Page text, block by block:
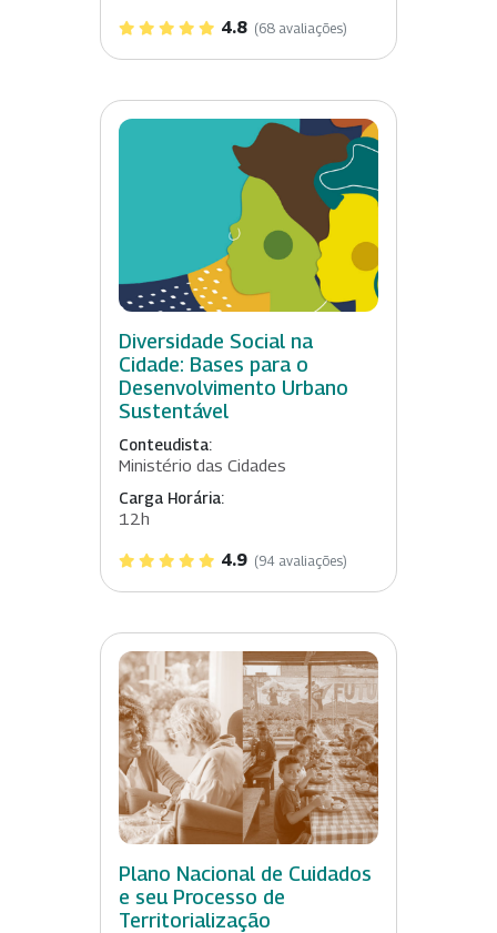
4.8 (68 avaliações)
Diversidade Social na
Cidade: Bases para o
Desenvolvimento Urbano
Sustentável
Conteudista:
Ministério das Cidades
Carga Horária:
12h
4.9 (94 avaliações)
Plano Nacional de Cuidados
e seu Processo de
Territorialização